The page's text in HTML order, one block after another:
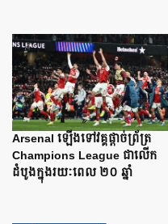
Arsenal ឡើងទៅវគ្គផ្តាច់ព្រ័ត្រ
Champions League ជាលើក
ដំបូងក្នុងរយៈពេល ២០ ឆ្នាំ